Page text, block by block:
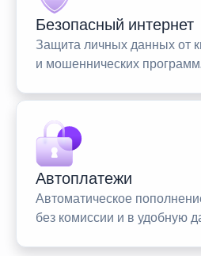
Безопасный интернет
Защита личных данных от
и мошеннических программ.
Автоплатежи
Автоматическое
без комиссии и в удобную